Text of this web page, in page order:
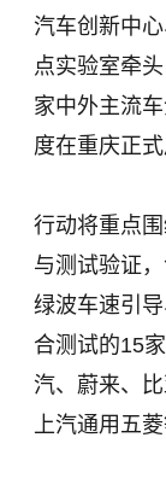
汽车创新中
点实验室牵
家中外主流
度在重庆正式
行动将重点
与测试验证
绿波车速引
合测试的15
汽、蔚来、
上汽通用五菱